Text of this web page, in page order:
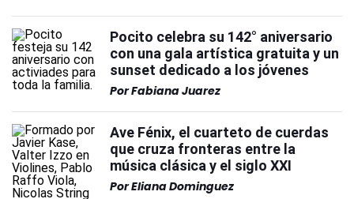
Pocito celebra su 142° aniversario
con una gala artística gratuita y un
sunset dedicado a los jóvenes
PorFabiana Juarez
Ave Fénix, el cuarteto de cuerdas
que cruza fronteras entre la
música clásica y el siglo XXI
PorEliana Dominguez